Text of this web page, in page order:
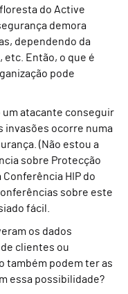
do Active
demora
dependendo da
etc. Então, o que é
pode
um atacante conseguir
invasões ocorre numa
(Não estou a
sobre Protecção
HIP do
sobre este
fácil.
os dados
clientes ou
também podem ter as
essa possibilidade?